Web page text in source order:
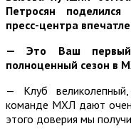
Петросян поделился
пресс-центра
— Это Ваш
полноценный сезон в
— Клуб
команде МХЛ дают
этого доверия мы